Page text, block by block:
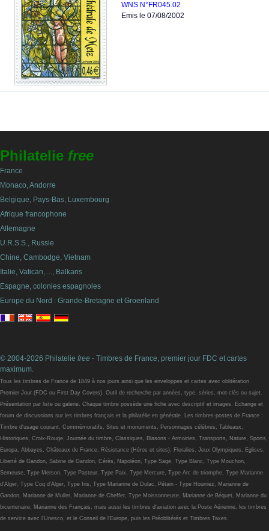
WNS N°FR045.02
Emis le 07/08/2002
Philatelie free
France
Monaco, Andorre
Belgique, Pays-Bas, Luxembourg
Afrique francophone
Allemagne
U.R.S.S., Russie
Chine, Cambodge, Vietnam
Italie, Vatican, ..., Balkans
Espagne, colonies espagnoles
Europe du Nord : Grande-Bretagne et Groenland
© 2004-2026 Philatelie free - Timbres de France, premier jour FDC et cartes
maximum.
Tous les timbres de France de 1849 à nos jours ainsi que les enveloppes et cartes avec oblitération
Premier Jour (FDC ou First Day Covers). Outil de recherche par années, type, séries, mot-clés ou sujet.
Présentation par liste ou galerie. Chaque timbre possède une fiche avec descriptif et images. Echange et
forum de discussions sur les timbres français et la philatélie en générale. Les timbres-postes de France :
Timbre d'usage courant, Commémoratifs, Sites et monuments, Personnages célèbres, Tableaux,
Historiques, Croix-Rouge, Journée du timbre, Classiques, Blasons - Armoiries, Transports, Nature, Sports,
Europa, Abbayes, Châteaux de France, Résistance (Héros et sites), Floralies, Jeux Olympiques, Eglises,
Liberté de Gandon, Sabine de Gandon, Cérès, Napoléon, Type Sage, Type Blanc, Type Mouchon,
Semeuse, Type Merson, Type Pasteur, Type Paix, Type Mercure, Type Arc de triomphe, Type Marianne
d'Alger, Type Coq d'Alger, Type Iris, Type Marianne de Dulac, Pétain - Type Hourriez, Marianne de
Gandon, Marianne de Muller, Marianne de Cheffer, Type Moissonneuse, Marianne de Béquet, Marianne du
bicentenaire, Marianne des Français, mais aussi les timbres d'aviation avec la Poste Aérienne, les timbres
de service avec l'Unesco, et le Conseil de l'Europe, puis les Préoblitérés et Timbres Taxes.